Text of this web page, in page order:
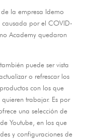
la empresa Idemo
por el COVID-
Academy quedaron
también puede ser vista
o refrescar los
con los que
trabajar. Es por
una selección de
Youtube, en los que
y configuraciones de